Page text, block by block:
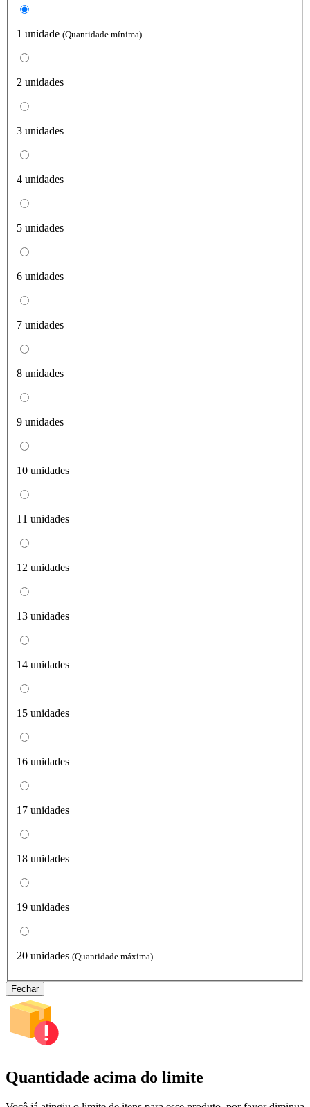
1 unidade (Quantidade mínima)
2 unidades
3 unidades
4 unidades
5 unidades
6 unidades
7 unidades
8 unidades
9 unidades
10 unidades
11 unidades
12 unidades
13 unidades
14 unidades
15 unidades
16 unidades
17 unidades
18 unidades
19 unidades
20 unidades (Quantidade máxima)
Fechar
Quantidade acima do limite